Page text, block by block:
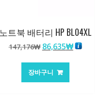
노트북 배터리 HP BL04XL
147,176₩ 원
가
격:
86,635₩현
장바구니